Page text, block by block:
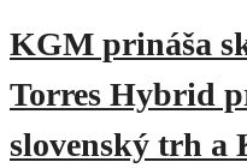
KGM prináša
Torres Hybrid
slovenský trh a